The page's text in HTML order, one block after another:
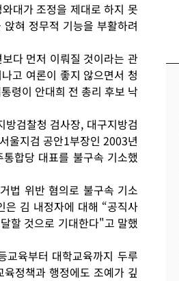
대가 조정을 제대로 하지 못
혀 정무적 기능을 부활하려
다 먼저 이뤄질 것이라는 관
고 여론이 좋지 않으면서 청
령이 안대희 전 총리 후보 낙
검찰청 검사장, 대구지방검
울지검 공안1부장인 2003년
합당 대표를 불구속 기소했
법 위반 혐의로 불구속 기소
은 김 내정자에 대해 “공직사
할 것으로 기대한다"고 말했
교육부터 대학교육까지 두루
정책과 행정에도 조예가 깊